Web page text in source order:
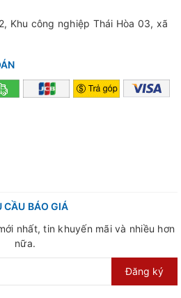
Khu công nghiệp Thái Hòa 03, xã
CẦU BÁO GIÁ
nhất, tin khuyến mãi và nhiều hơn
nữa.
Đăng ký